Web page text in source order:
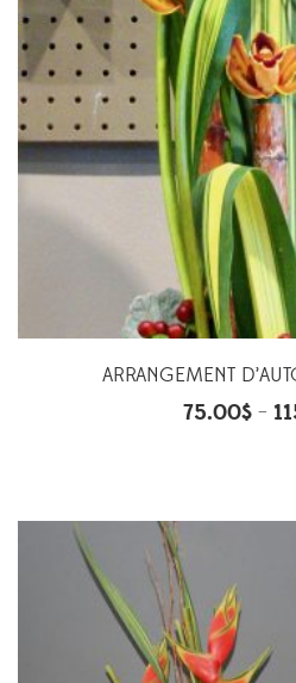
ARRANGEMENT
75.00$–